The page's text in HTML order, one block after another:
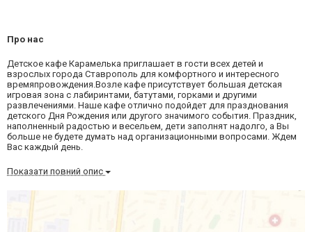
Про нас
Детское кафе Карамелька приглашает в гости всех детей и
взрослых города Ставрополь для комфортного и интересного
времяпровождения.Возле кафе присутствует большая детская
игровая зона с лабиринтами, батутами, горками и другими
развлечениями. Наше кафе отлично подойдет для празднования
детского Дня Рождения или другого значимого события. Праздник,
наполненный радостью и весельем, дети заполнят надолго, а Вы
больше не будете думать над организационными вопросами. Ждем
Вас каждый день.
Показати повний опис